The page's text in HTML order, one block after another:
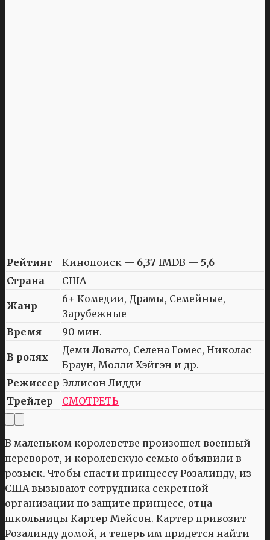
Рейтинг Кинопоиск — 6,37 IMDB — 5,6
Страна
США
Жанр
6+ Комедии, Драмы, Семейные,
Зарубежные
Время
90 мин.
В ролях
Деми Ловато, Селена Гомес, Николас
Браун, Молли Хэйгэн и др.
Режиссер Эллисон Лидди
Трейлер
СМОТРЕТЬ
В маленьком королевстве произошел военный
переворот, и королевскую семью объявили в
розыск. Чтобы спасти принцессу Розалинду, из
США вызывают сотрудника секретной
организации по защите принцесс, отца
школьницы Картер Мейсон. Картер привозит
Розалинду домой, и теперь им придется найти